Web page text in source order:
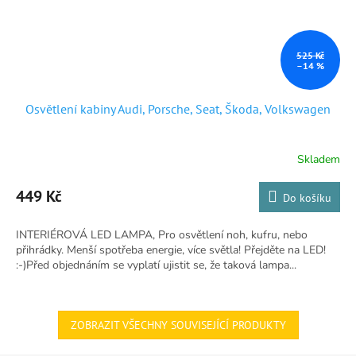
525 Kč
–14 %
Osvětlení kabiny Audi, Porsche, Seat, Škoda, Volkswagen
produktu
je
z
5
hvězdiček.
Skladem
449 Kč Do košíku
INTERIÉROVÁ LED LAMPA, Pro osvětlení noh, kufru, nebo
přihrádky. Menší spotřeba energie, více světla! Přejděte na LED!
:-)Před objednáním se vyplatí ujistit se, že taková lampa...
ZOBRAZIT VŠECHNY SOUVISEJÍCÍ PRODUKTY